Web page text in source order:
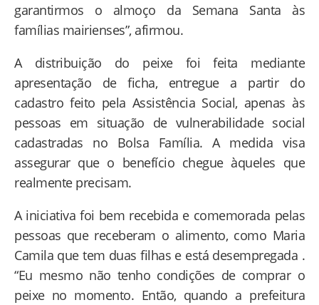
garantirmos o almoço da Semana Santa às
famílias mairienses”, afirmou.
A distribuição do peixe foi feita mediante
apresentação de ficha, entregue a partir do
cadastro feito pela Assistência Social, apenas às
pessoas em situação de vulnerabilidade social
cadastradas no Bolsa Família. A medida visa
assegurar que o benefício chegue àqueles que
realmente precisam.
A iniciativa foi bem recebida e comemorada pelas
pessoas que receberam o alimento, como Maria
Camila que tem duas filhas e está desempregada .
“Eu mesmo não tenho condições de comprar o
peixe no momento. Então, quando a prefeitura